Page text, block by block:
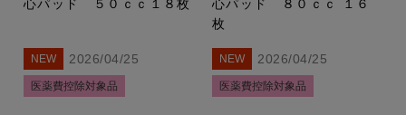
心パッド ５０ｃｃ１８枚
NEW 2026/04/25
医薬費控除対象品
心パッド ８０ｃｃ １６
枚
NEW 2026/04/25
医薬費控除対象品